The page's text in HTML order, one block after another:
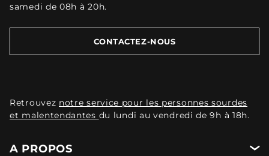
samedi de 08h à 20h.
CONTACTEZ-NOUS
Retrouvez notre service pour les personnes sourdes
et malentendantes du lundi au vendredi de 9h à 18h.
A PROPOS